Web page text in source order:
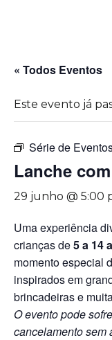
« Todos Eventos
Este evento já
Série de
Lanche
29 junho @ 5:00
Uma experiência
crianças de5 a 14
momento especial
inspirados em
brincadeiras e
O evento pode
cancelamento sem